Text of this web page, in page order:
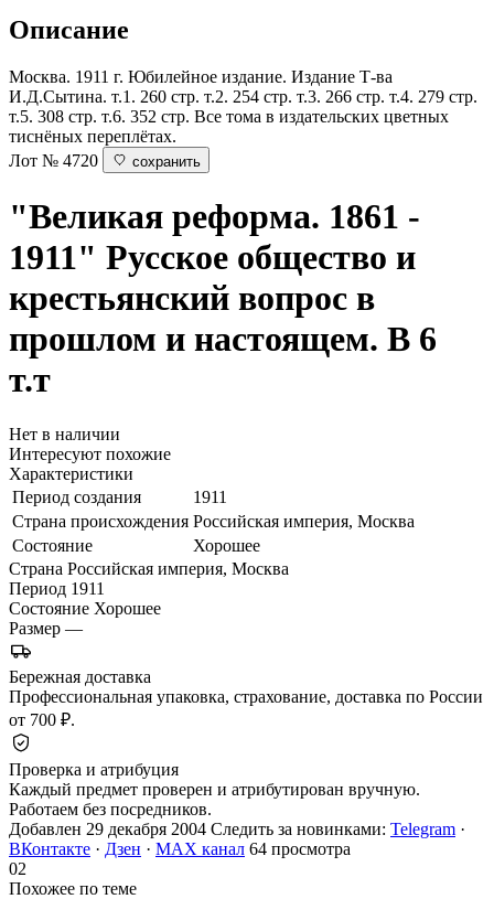
Описание
Москва. 1911 г. Юбилейное издание. Издание Т-ва
И.Д.Сытина. т.1. 260 стр. т.2. 254 стр. т.3. 266 стр. т.4. 279 стр.
т.5. 308 стр. т.6. 352 стр. Все тома в издательских цветных
тиснёных переплётах.
Лот № 4720
сохранить
"Великая реформа. 1861 -
1911" Русское общество и
крестьянский вопрос в
прошлом и настоящем. В 6
т.т
Нет в наличии
Интересуют похожие
Характеристики
Период создания
1911
Страна происхождения Российская империя, Москва
Состояние
Хорошее
Страна Российская империя, Москва
Период 1911
Состояние Хорошее
Размер —
Бережная доставка
Профессиональная упаковка, страхование, доставка по России
от 700 ₽.
Проверка и атрибуция
Каждый предмет проверен и атрибутирован вручную.
Работаем без посредников.
Добавлен 29 декабря 2004 Следить за новинками: Telegram ·
ВКонтакте · Дзен · MAX канал 64 просмотра
02
Похожее по теме